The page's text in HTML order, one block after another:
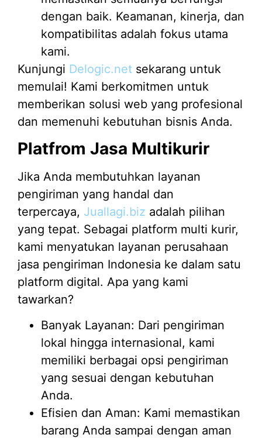
dengan baik. Keamanan, kinerja, dan
kompatibilitas adalah fokus utama
kami.
Kunjungi Delogic.net sekarang untuk
memulai! Kami berkomitmen untuk
memberikan solusi web yang profesional
dan memenuhi kebutuhan bisnis Anda.
Platfrom Jasa Multikurir
Jika Anda membutuhkan layanan
pengiriman yang handal dan
terpercaya, Juallagi.biz adalah pilihan
yang tepat. Sebagai platform multi kurir,
kami menyatukan layanan perusahaan
jasa pengiriman Indonesia ke dalam satu
platform digital. Apa yang kami
tawarkan?
Banyak Layanan: Dari pengiriman
lokal hingga internasional, kami
memiliki berbagai opsi pengiriman
yang sesuai dengan kebutuhan
Anda.
Efisien dan Aman: Kami memastikan
barang Anda sampai dengan aman